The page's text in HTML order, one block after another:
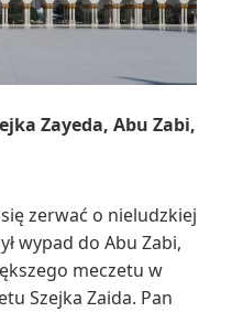
Zayeda, Abu Zabi,
zerwać o nieludzkiej
wypad do Abu Zabi,
meczetu w
Szejka Zaida. Pan